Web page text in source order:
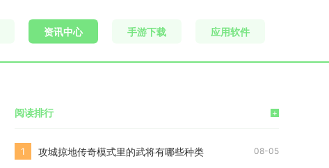
资讯中心 手游下载 应用软件
阅读排行 +
1 攻城掠地传奇模式里的武将有哪些种类 08-05